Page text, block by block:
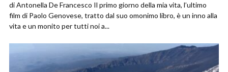
di Antonella De Francesco Il primo giorno della mia vita, l’ultimo
film di Paolo Genovese, tratto dal suo omonimo libro, è un inno alla
vita e un monito per tutti noi a...